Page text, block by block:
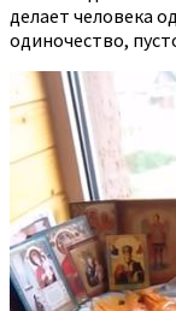
делает человека
одиночество,